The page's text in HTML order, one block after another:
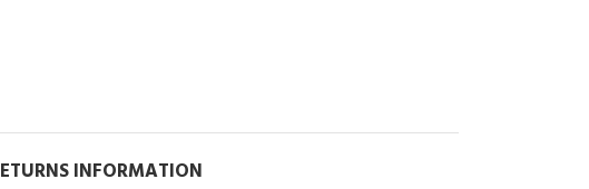
INFORMATION